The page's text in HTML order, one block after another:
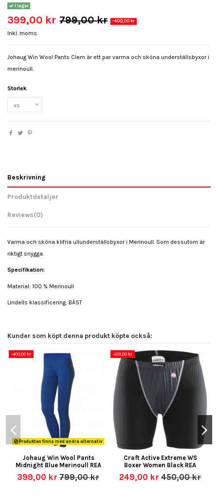
I lager
399,00 kr 799,00 kr -400,00 kr
Inkl. moms
Johaug Win Wool Pants Clem är ett par varma och sköna underställsbyxor i
merinoull.
Storlek
Beskrivning
Produktdetaljer
Reviews(0)
Varma och sköna klifria ullunderställsbyxor i Merinoull. Som dessutom är
riktigt snygga.
Specifikation:
Material: 100 % Merinoull
Lindells klassificering: BÄST
Kunder som köpt denna produkt köpte också:
-400,00 kr
Produkten finns med andra alternativ
Johaug Win Wool Pants
Midnight Blue Merinoull REA
399,00 kr799,00 kr
-201,00 kr
Craft Active Extreme WS
Boxer Women Black REA
249,00 kr450,00 kr